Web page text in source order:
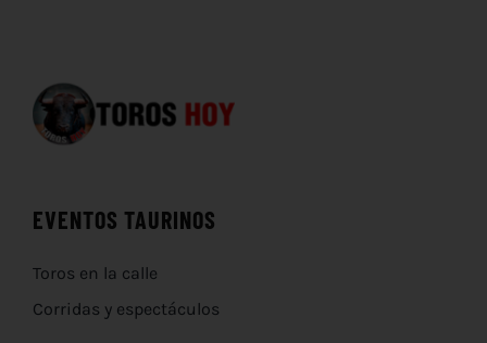
EVENTOS TAURINOS
Toros en la calle
Corridas y espectáculos